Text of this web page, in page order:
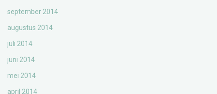
september 2014
augustus 2014
juli 2014
juni 2014
mei 2014
april 2014